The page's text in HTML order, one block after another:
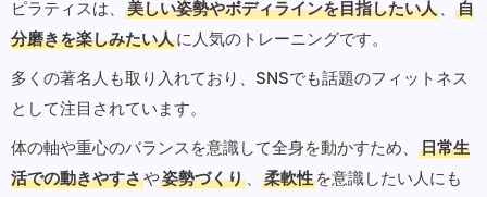
ピラティスは、 美しい姿勢やボディラインを目指したい人 、
自
分磨きを楽しみたい人に人気のトレーニングです。
多くの著名人も取り入れており、SNSでも話題のフィットネス
として注目されています。
体の軸や重心のバランスを意識して全身を動かすため、
日常生
活での動きやすさや姿勢づくり 、 柔軟性 を意識したい人にも